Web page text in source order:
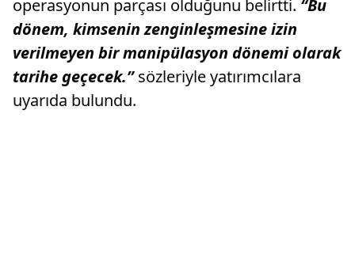
operasyonun parçası olduğunu belirtti. “Bu
dönem, kimsenin zenginleşmesine izin
verilmeyen bir manipülasyon dönemi olarak
tarihe geçecek.”sözleriyle yatırımcılara
uyarıda bulundu.